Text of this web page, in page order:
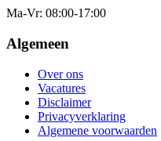
Ma-Vr: 08:00-17:00
Algemeen
Over ons
Vacatures
Disclaimer
Privacyverklaring
Algemene voorwaarden